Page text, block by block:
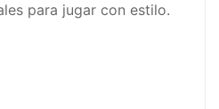
para jugar con estilo.